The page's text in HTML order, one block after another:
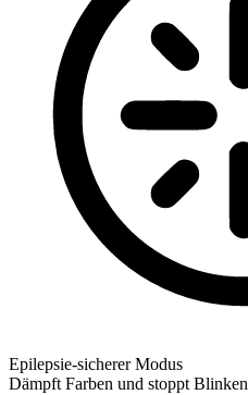
Epilepsie-sicherer Modus
Dämpft Farben und stoppt Blinken